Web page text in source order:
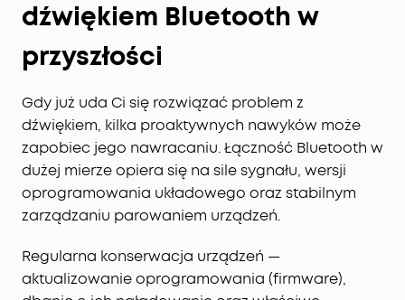
dźwiękiem Bluetooth w
przyszłości
Gdy już uda Ci się rozwiązać problem z
dźwiękiem, kilka proaktywnych nawyków może
zapobiec jego nawracaniu. Łączność Bluetooth w
dużej mierze opiera się na sile sygnału, wersji
oprogramowania układowego oraz stabilnym
zarządzaniu parowaniem urządzeń.
Regularna konserwacja urządzeń —
aktualizowanie oprogramowania (firmware),